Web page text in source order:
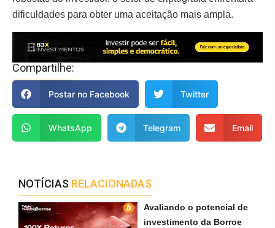
dificuldades para obter uma aceitação mais ampla.
Compartilhe:
Postar no Facebook Twitter
WhatsApp Telegram Email
NOTÍCIAS RELACIONADAS
Avaliando o potencial de
investimento da Borroe